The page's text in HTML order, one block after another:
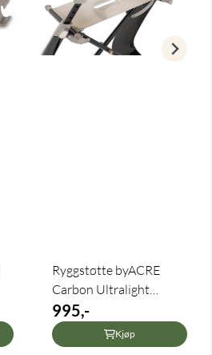
Ryggstøtte byACRE
Carbon Ultralight
(Fjord)
995,-
Kjøp